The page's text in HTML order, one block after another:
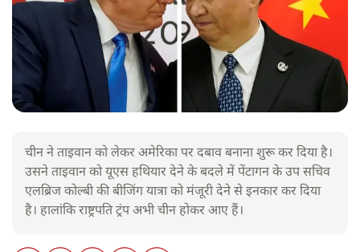
चीन ने ताइवान को लेकर अमेरिका पर दबाव बनाना शुरू कर दिया है।
उसने ताइवान को यूएस हथियार देने के बदले में पेंटागन के उप सचिव
एलब्रिज कोल्बी की बीजिंग यात्रा को मंजूरी देने से इनकार कर दिया
है। हालांकि राष्ट्रपति ट्रंप अभी चीन होकर आए हैं।